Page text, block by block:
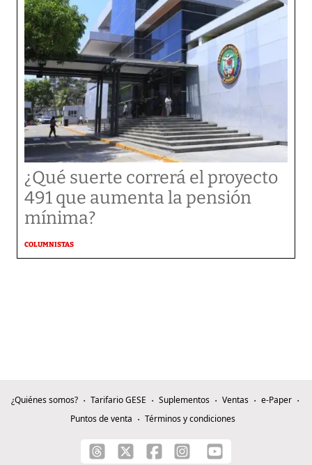
¿Qué suerte correrá el proyecto
491 que aumenta la pensión
mínima?
COLUMNISTAS
¿Quiénes somos? Tarifario GESE Suplementos Ventas
e-Paper
Puntos de venta
Términos y condiciones